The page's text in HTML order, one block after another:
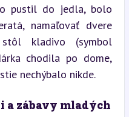
pustil do jedla, bolo
namaľovať dvere
kladivo (symbol
chodila po dome,
nechýbalo nikde.
a zábavy mladých